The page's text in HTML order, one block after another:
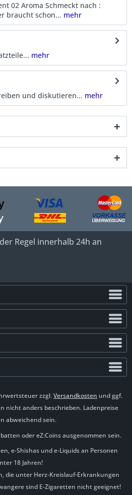
02 Aroma Schmeckt nach :
braucht schon... mehr
mehr
und diskutieren... mehr
Regel innerhalb 24h an
zzgl.Versandkosten und ggf.
nicht anders beschrieben. Ladenpreise
abweichend sein.
oder eZ:Coins ausgenommen sein.
e-Shishas und e-Liquids an Personen
18 Jahren!
die unter Herz-Kreislauf-Erkrankungen
sind E-Zigaretten nicht geeignet!